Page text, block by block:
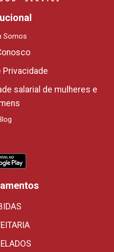
Somos
Privacidade
salarial de mulheres e